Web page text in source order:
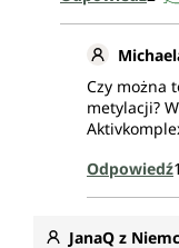
funkcji
procesie
Witamina
(pirydoksyna)
tworzenia
syntezy
układu
Czy można
metylacji?
Odpowiedź1
JanaQ z